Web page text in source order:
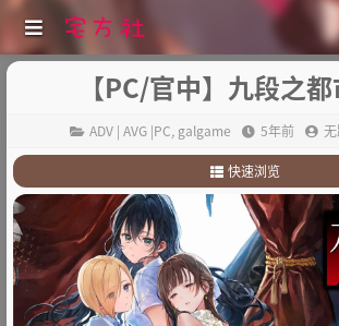
【PC/官中】九段之
ADV | AVG |PC, galgame 5年前 无
快速浏览
1.故事简介：
2. 其他